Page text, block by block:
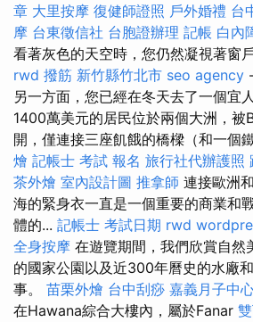
章 大里按摩 復健師證照 戶外婚禮 台
摩 台東徵信社 台胞證辦理 記帳 白內
看著灰色的天空時，您仍然凝視著窗
rwd 撥筋 新竹縣竹北市 seo agency
另一方面，您已經在冬天去了一個宜
1400萬美元的居民位於兩個大洲，被
開，僅連接三座飢餓的橋樑（和一個
燴 記帳士 考試 報名 旅行社代辦護照
茶外燴 室內設計圖 推拿師 連接歐洲
海的緊身衣一直是一個重要的商業和
體的... 記帳士 考試日期 rwd
全身按摩 在遊覽期間，我們欣賞自然
的國家公園以及近300年曆史的水廠
事。 苗栗外燴 台中刮痧 嘉義月子中
在Hawana綜合大樓內，屬於Fanar